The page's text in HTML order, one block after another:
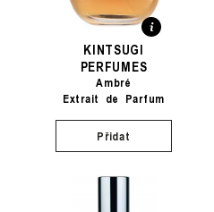
KINTSUGI
PERFUMES
Ambré
Extrait de Parfum
Přidat